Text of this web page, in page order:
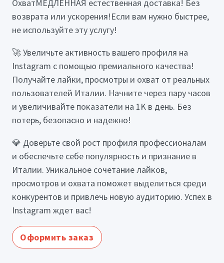
ОхватМЕДЛЕННАЯ естественная доставка! Без
возврата или ускорения!Если вам нужно быстрее,
не используйте эту услугу!
🚀 Увеличьте активность вашего профиля на
Instagram с помощью премиального качества!
Получайте лайки, просмотры и охват от реальных
пользователей Италии. Начните через пару часов
и увеличивайте показатели на 1K в день. Без
потерь, безопасно и надежно!
💎 Доверьте свой рост профиля профессионалам
и обеспечьте себе популярность и признание в
Италии. Уникальное сочетание лайков,
просмотров и охвата поможет выделиться среди
конкурентов и привлечь новую аудиторию. Успех в
Instagram ждет вас!
Оформить заказ